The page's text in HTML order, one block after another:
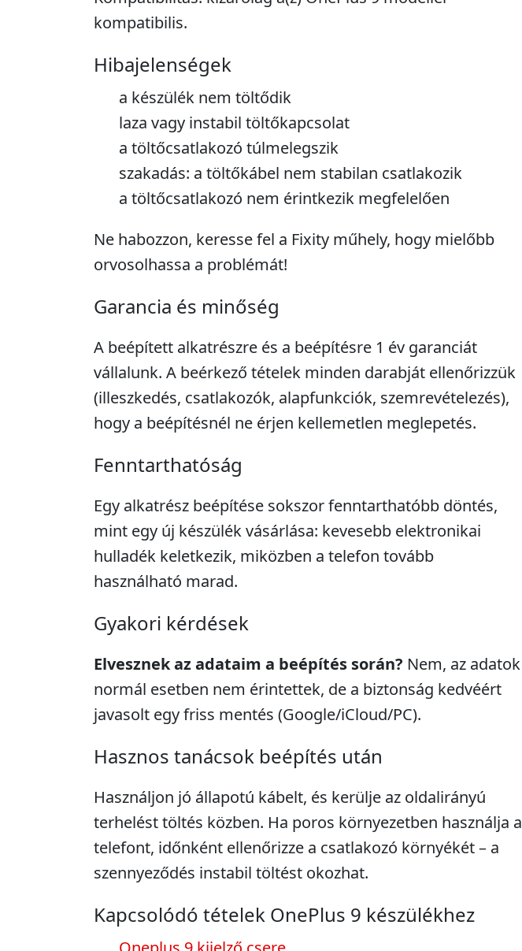
kompatibilis.
Hibajelenségek
a készülék nem töltődik
laza vagy instabil töltőkapcsolat
a töltőcsatlakozó túlmelegszik
szakadás: a töltőkábel nem stabilan csatlakozik
a töltőcsatlakozó nem érintkezik megfelelően
Ne habozzon, keresse fel a Fixity műhely, hogy mielőbb
orvosolhassa a problémát!
Garancia és minőség
A beépített alkatrészre és a beépítésre 1 év garanciát
vállalunk. A beérkező tételek minden darabját ellenőrizzük
(illeszkedés, csatlakozók, alapfunkciók, szemrevételezés),
hogy a beépítésnél ne érjen kellemetlen meglepetés.
Fenntarthatóság
Egy alkatrész beépítése sokszor fenntarthatóbb döntés,
mint egy új készülék vásárlása: kevesebb elektronikai
hulladék keletkezik, miközben a telefon tovább
használható marad.
Gyakori kérdések
Elvesznek az adataim a beépítés során? Nem, az adatok
normál esetben nem érintettek, de a biztonság kedvéért
javasolt egy friss mentés (Google/iCloud/PC).
Hasznos tanácsok beépítés után
Használjon jó állapotú kábelt, és kerülje az oldalirányú
terhelést töltés közben. Ha poros környezetben használja a
telefont, időnként ellenőrizze a csatlakozó környékét – a
szennyeződés instabil töltést okozhat.
Kapcsolódó tételek OnePlus 9 készülékhez